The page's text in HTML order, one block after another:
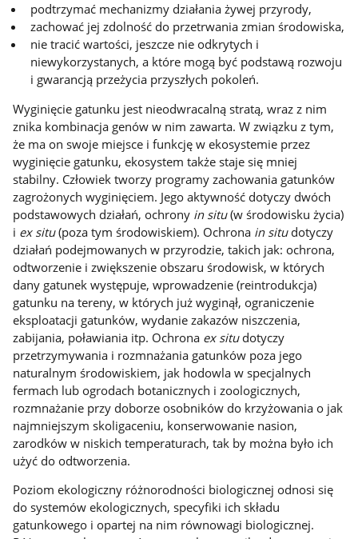
podtrzymać mechanizmy działania żywej przyrody,
zachować jej zdolność do przetrwania zmian środowiska,
nie tracić wartości, jeszcze nie odkrytych i
niewykorzystanych, a które mogą być podstawą rozwoju
i gwarancją przeżycia przyszłych pokoleń.
Wyginięcie gatunku jest nieodwracalną stratą, wraz z nim
znika kombinacja genów w nim zawarta. W związku z tym,
że ma on swoje miejsce i funkcję w ekosystemie przez
wyginięcie gatunku, ekosystem także staje się mniej
stabilny. Człowiek tworzy programy zachowania gatunków
zagrożonych wyginięciem. Jego aktywność dotyczy dwóch
podstawowych działań, ochrony in situ(w środowisku życia)
i ex situ(poza tym środowiskiem). Ochrona in situdotyczy
działań podejmowanych w przyrodzie, takich jak: ochrona,
odtworzenie i zwiększenie obszaru środowisk, w których
dany gatunek występuje, wprowadzenie (reintrodukcja)
gatunku na tereny, w których już wyginął, ograniczenie
eksploatacji gatunków, wydanie zakazów niszczenia,
zabijania, poławiania itp. Ochrona ex situdotyczy
przetrzymywania i rozmnażania gatunków poza jego
naturalnym środowiskiem, jak hodowla w specjalnych
fermach lub ogrodach botanicznych i zoologicznych,
rozmnażanie przy doborze osobników do krzyżowania o jak
najmniejszym skoligaceniu, konserwowanie nasion,
zarodków w niskich temperaturach, tak by można było ich
użyć do odtworzenia.
Poziom ekologiczny różnorodności biologicznej odnosi się
do systemów ekologicznych, specyfiki ich składu
gatunkowego i opartej na nim równowagi biologicznej.